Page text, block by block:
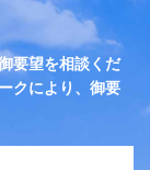
要望を相談くだ
クにより、御要